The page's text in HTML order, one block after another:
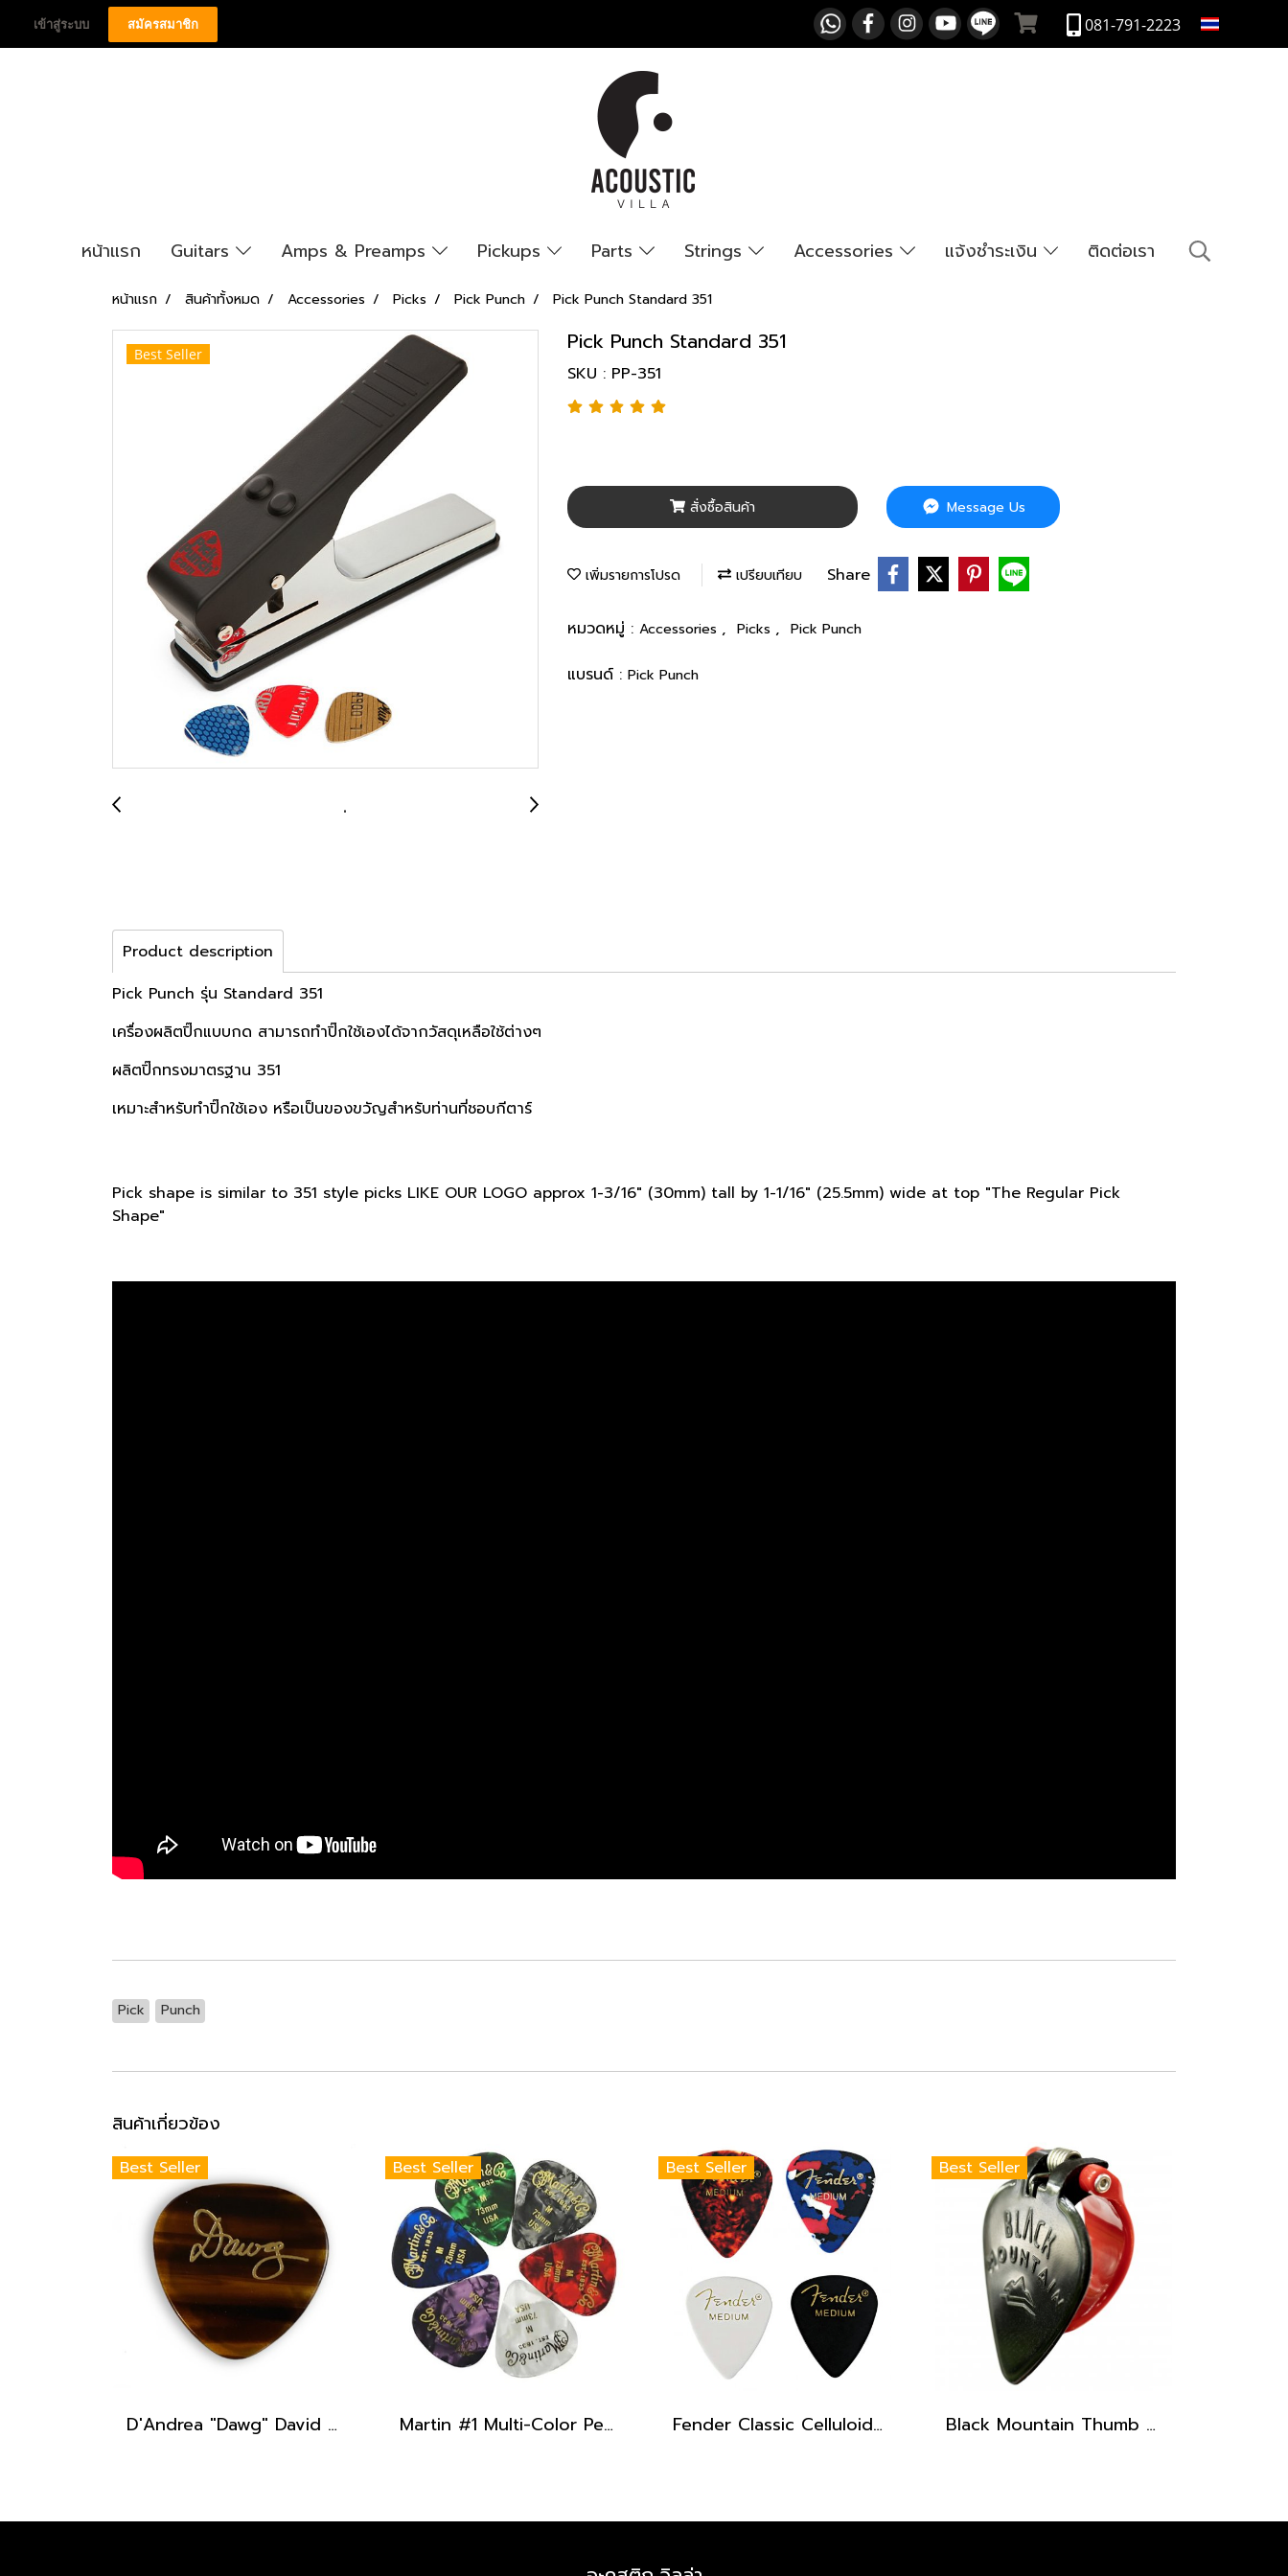
เข้าสู่ระบบ สมัครสมาชิก 081-791-2223 TH
หน้าแรก Guitars Amps & Preamps Pickups Parts Strings Accessories แจ้งชำระเงิน ติดต่อเรา
หน้าแรก สินค้าทั้งหมด Accessories Picks Pick Punch Pick Punch Standard 351
Best Seller Pick Punch Standard 351
SKU : PP-351
สั่งซื้อสินค้า Message Us
เพิ่มรายการโปรด เปรียบเทียบ Share
หมวดหมู่ : Accessories , Picks , Pick Punch
แบรนด์ : Pick Punch
Product description
Pick Punch รุ่น Standard 351
เครื่องผลิตปิ๊กแบบกด สามารถทำปิ๊กใช้เองได้จากวัสดุเหลือใช้ต่างๆ
ผลิตปิ๊กทรงมาตรฐาน 351
เหมาะสำหรับทำปิ๊กใช้เอง หรือเป็นของขวัญสำหรับท่านที่ชอบกีตาร์
Pick shape is similar to 351 style picks LIKE OUR LOGO approx 1-3/16" (30mm) tall by 1-1/16" (25.5mm) wide at top "The Regular Pick
Shape"
Pick Punch
สินค้าเกี่ยวข้อง
Best Seller
D'Andrea "Dawg" David Grisman Signature Pick
Best Seller
Martin #1 Multi-Color Pearloid Guitar Pick Pack
Best Seller
Fender Classic Celluloid 351 Guitar Pick
Best Seller
Black Mountain Thumb Pick - Heavy Gauge